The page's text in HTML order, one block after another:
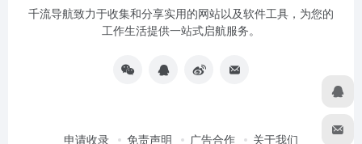
千流导航致力于收集和分享实用的网站以及软件工具，为您的
工作生活提供一站式启航服务。
申请收录 免责声明 广告合作 关于我们